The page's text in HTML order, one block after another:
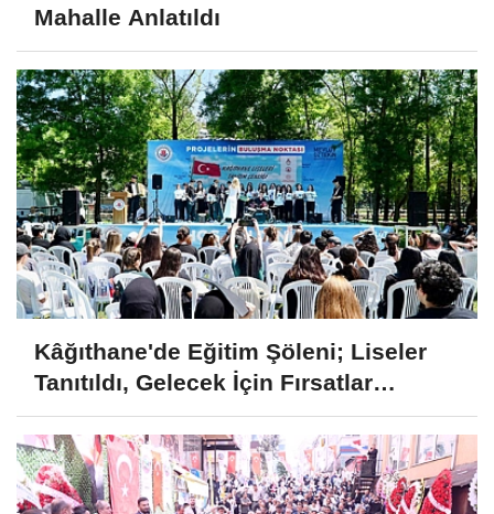
Mahalle Anlatıldı
Kâğıthane'de Eğitim Şöleni; Liseler
Tanıtıldı, Gelecek İçin Fırsatlar
Sunuldu